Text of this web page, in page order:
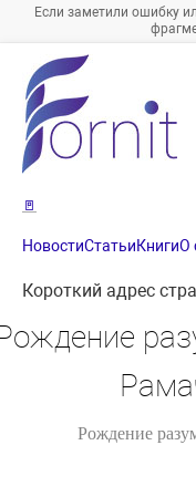
Если заметили ошибку
🚪
НовостиСтатьиКнигиО
Короткий адрес
Рождение